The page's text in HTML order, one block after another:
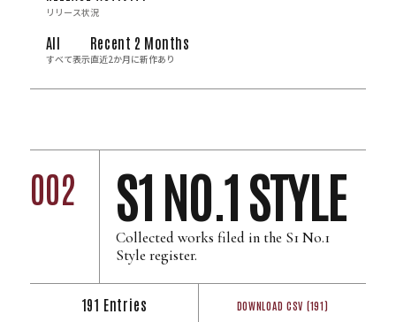
リリース状況
All
すべて表示
Recent 2 Months
直近2か月に新作あり
002 S1 NO.1 STYLE
Collected works filed in the S1 No.1
Style register.
191 Entries DOWNLOAD CSV (191)